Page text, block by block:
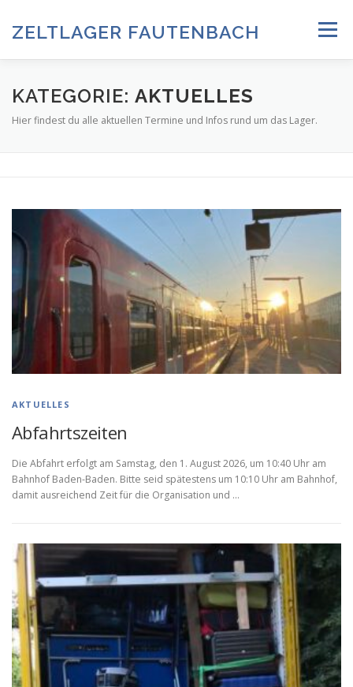
springen
ZELTLAGER FAUTENBACH Menü
ZELTLAGER 2026 INFOS & PROGRAMM
ANMELDUNG & DOWNLOADS DATENSCHUTZ
IMPRESSUM
KATEGORIE: AKTUELLES
Hier findest du alle aktuellen Termine und Infos rund um das Lager.
AKTUELLES
Abfahrtszeiten
Die Abfahrt erfolgt am Samstag, den 1. August 2026, um 10:40 Uhr am
Bahnhof Baden-Baden. Bitte seid spätestens um 10:10 Uhr am Bahnhof,
damit ausreichend Zeit für die Organisation und …